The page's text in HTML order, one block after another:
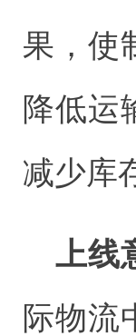
果，使
降低运
减少库
上线
际物流